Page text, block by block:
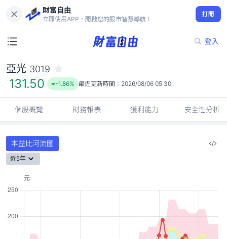
財富自由
立即使用APP，開啟您的股市智慧導航！
打開
登入
131.50
-1.86%
亞光 3019
131.50 -1.86% 最近更新時間： 2026/08/06 05:30
個股概覽 財務報表 獲利能力 安全性分析
本益比河流圖
近5年